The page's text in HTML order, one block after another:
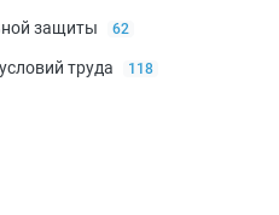
защиты 62
труда 118